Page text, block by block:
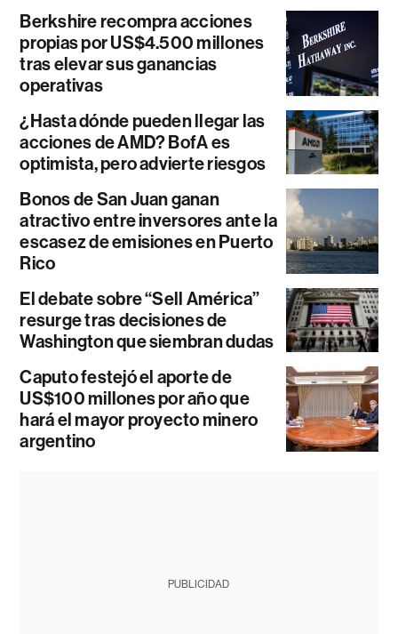
Berkshire recompra acciones
propias por US$4.500 millones
tras elevar sus ganancias
operativas
¿Hasta dónde pueden llegar las
acciones de AMD? BofA es
optimista, pero advierte riesgos
Bonos de San Juan ganan
atractivo entre inversores ante la
escasez de emisiones en Puerto
Rico
El debate sobre “Sell América”
resurge tras decisiones de
Washington que siembran dudas
Caputo festejó el aporte de
US$100 millones por año que
hará el mayor proyecto minero
argentino
PUBLICIDAD